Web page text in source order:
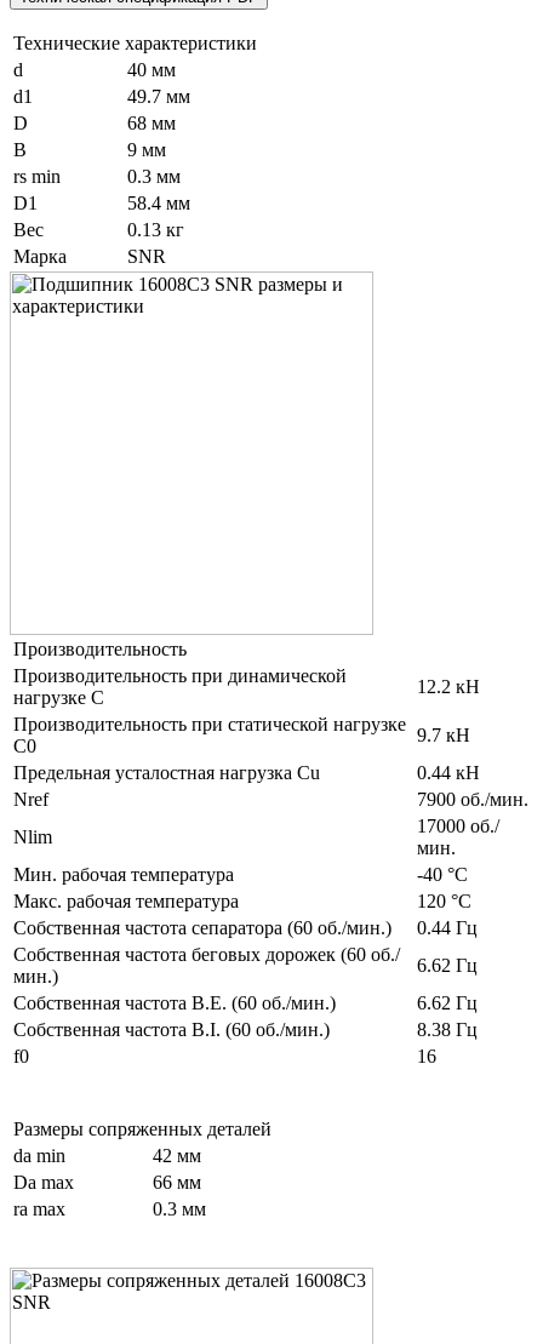
Технические характеристики
d
40 мм
d1
49.7 мм
D
68 мм
B
9 мм
rs min
0.3 мм
D1
58.4 мм
Вес
0.13 кг
Марка
SNR
Производительность
Производительность при динамической
нагрузке C
12.2 кН
Производительность при статической нагрузке
C0
9.7 кН
Предельная усталостная нагрузка Cu
0.44 кН
Nref
7900 об./мин.
Nlim
17000 об./
мин.
Мин. рабочая температура
-40 °C
Макс. рабочая температура
120 °C
Собственная частота сепаратора (60 об./мин.)
0.44 Гц
Собственная частота беговых дорожек (60 об./
мин.)
6.62 Гц
Собственная частота B.E. (60 об./мин.)
6.62 Гц
Собственная частота B.I. (60 об./мин.)
8.38 Гц
f0
16
Размеры сопряженных деталей
da min
42 мм
Da max
66 мм
ra max
0.3 мм